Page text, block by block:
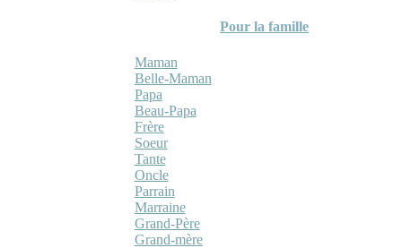
Pour la famille
Maman
Belle-Maman
Papa
Beau-Papa
Frère
Soeur
Tante
Oncle
Parrain
Marraine
Grand-Père
Grand-mère